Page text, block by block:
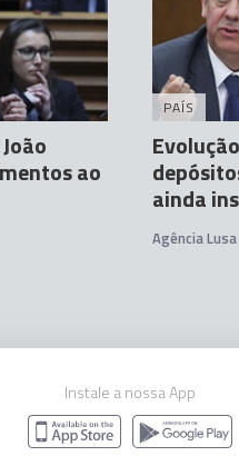
ao
PAÍS
ainda
Agência Lusa
Instale a nossa App